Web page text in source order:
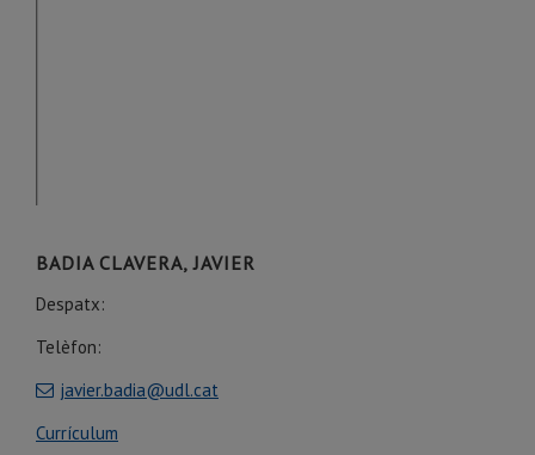
BADIA CLAVERA, JAVIER
Despatx:
Telèfon:
javier.badia@udl.cat
Currículum